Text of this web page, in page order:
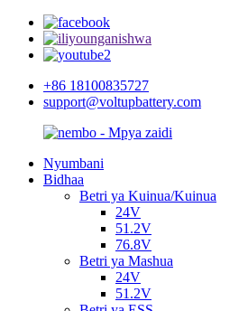
+86 18100835727
support@voltupbattery.com
Nyumbani
Bidhaa
Betri ya Kuinua/Kuinua
24V
51.2V
76.8V
Betri ya Mashua
24V
51.2V